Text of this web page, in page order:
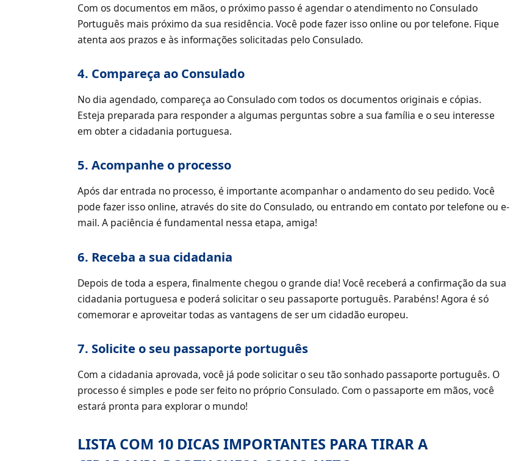
Com os documentos em mãos, o próximo passo é agendar o atendimento no Consulado
Português mais próximo da sua residência. Você pode fazer isso online ou por telefone. Fique
atenta aos prazos e às informações solicitadas pelo Consulado.
4. Compareça ao Consulado
No dia agendado, compareça ao Consulado com todos os documentos originais e cópias.
Esteja preparada para responder a algumas perguntas sobre a sua família e o seu interesse
em obter a cidadania portuguesa.
5. Acompanhe o processo
Após dar entrada no processo, é importante acompanhar o andamento do seu pedido. Você
pode fazer isso online, através do site do Consulado, ou entrando em contato por telefone ou e-
mail. A paciência é fundamental nessa etapa, amiga!
6. Receba a sua cidadania
Depois de toda a espera, finalmente chegou o grande dia! Você receberá a confirmação da sua
cidadania portuguesa e poderá solicitar o seu passaporte português. Parabéns! Agora é só
comemorar e aproveitar todas as vantagens de ser um cidadão europeu.
7. Solicite o seu passaporte português
Com a cidadania aprovada, você já pode solicitar o seu tão sonhado passaporte português. O
processo é simples e pode ser feito no próprio Consulado. Com o passaporte em mãos, você
estará pronta para explorar o mundo!
LISTA COM 10 DICAS IMPORTANTES PARA TIRAR A